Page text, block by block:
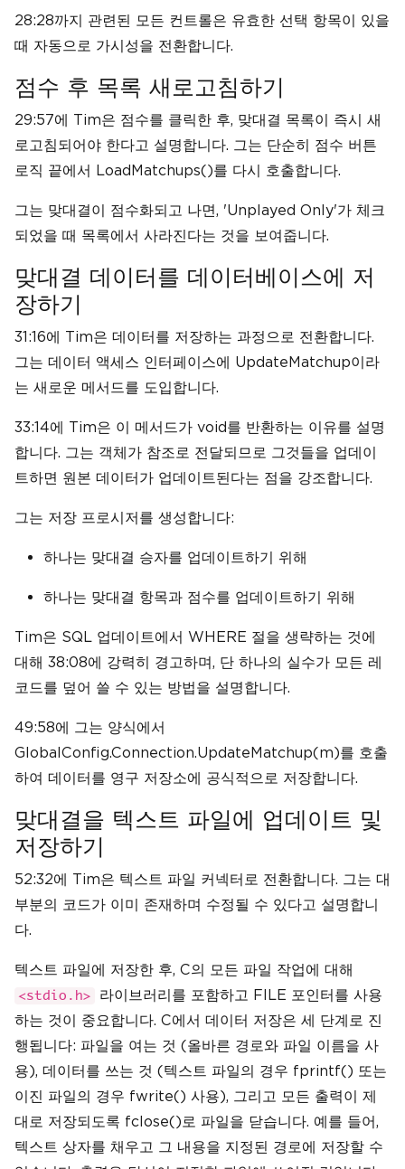
28:28까지 관련된 모든 컨트롤은 유효한 선택 항목이 있을
때 자동으로 가시성을 전환합니다.
점수 후 목록 새로고침하기
29:57에 Tim은 점수를 클릭한 후, 맞대결 목록이 즉시 새
로고침되어야 한다고 설명합니다. 그는 단순히 점수 버튼
로직 끝에서 LoadMatchups()를 다시 호출합니다.
그는 맞대결이 점수화되고 나면, 'Unplayed Only'가 체크
되었을 때 목록에서 사라진다는 것을 보여줍니다.
맞대결 데이터를 데이터베이스에 저
장하기
31:16에 Tim은 데이터를 저장하는 과정으로 전환합니다.
그는 데이터 액세스 인터페이스에 UpdateMatchup이라
는 새로운 메서드를 도입합니다.
33:14에 Tim은 이 메서드가 void를 반환하는 이유를 설명
합니다. 그는 객체가 참조로 전달되므로 그것들을 업데이
트하면 원본 데이터가 업데이트된다는 점을 강조합니다.
그는 저장 프로시저를 생성합니다:
하나는 맞대결 승자를 업데이트하기 위해
하나는 맞대결 항목과 점수를 업데이트하기 위해
Tim은 SQL 업데이트에서 WHERE 절을 생략하는 것에
대해 38:08에 강력히 경고하며, 단 하나의 실수가 모든 레
코드를 덮어 쓸 수 있는 방법을 설명합니다.
49:58에 그는 양식에서
GlobalConfig.Connection.UpdateMatchup(m)를 호출
하여 데이터를 영구 저장소에 공식적으로 저장합니다.
맞대결을 텍스트 파일에 업데이트 및
저장하기
52:32에 Tim은 텍스트 파일 커넥터로 전환합니다. 그는 대
부분의 코드가 이미 존재하며 수정될 수 있다고 설명합니
다.
텍스트 파일에 저장한 후, C의 모든 파일 작업에 대해
<stdio.h>
라이브러리를 포함하고 FILE 포인터를 사용
하는 것이 중요합니다. C에서 데이터 저장은 세 단계로 진
행됩니다: 파일을 여는 것 (올바른 경로와 파일 이름을 사
용), 데이터를 쓰는 것 (텍스트 파일의 경우 fprintf() 또는
이진 파일의 경우 fwrite() 사용), 그리고 모든 출력이 제
대로 저장되도록 fclose()로 파일을 닫습니다. 예를 들어,
텍스트 상자를 채우고 그 내용을 지정된 경로에 저장할 수